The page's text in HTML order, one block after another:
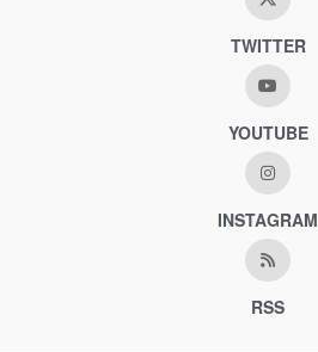
TWITTER
YOUTUBE
INSTAGRAM
RSS